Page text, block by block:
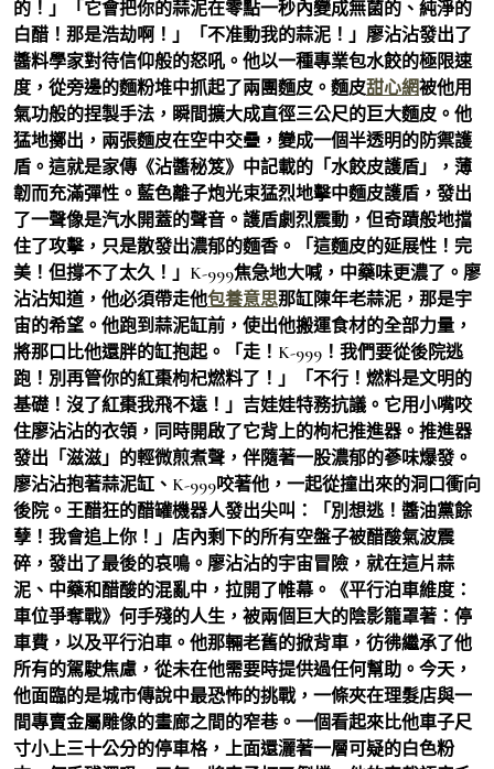
的！」「它會把你的蒜泥在零點一秒內變成無菌的、純淨的
白醋！那是浩劫啊！」「不准動我的蒜泥！」廖沾沾發出了
醬料學家對待信仰般的怒吼。他以一種專業包水餃的極限速
度，從旁邊的麵粉堆中抓起了兩團麵皮。麵皮甜心網被他用
氣功般的捏製手法，瞬間擴大成直徑三公尺的巨大麵皮。他
猛地擲出，兩張麵皮在空中交疊，變成一個半透明的防禦護
盾。這就是家傳《沾醬秘笈》中記載的「水餃皮護盾」，薄
韌而充滿彈性。藍色離子炮光束猛烈地擊中麵皮護盾，發出
了一聲像是汽水開蓋的聲音。護盾劇烈震動，但奇蹟般地擋
住了攻擊，只是散發出濃郁的麵香。「這麵皮的延展性！完
美！但撐不了太久！」K-999焦急地大喊，中藥味更濃了。廖
沾沾知道，他必須帶走他包養意思那缸陳年老蒜泥，那是宇
宙的希望。他跑到蒜泥缸前，使出他搬運食材的全部力量，
將那口比他還胖的缸抱起。「走！K-999！我們要從後院逃
跑！別再管你的紅棗枸杞燃料了！」「不行！燃料是文明的
基礎！沒了紅棗我飛不遠！」吉娃娃特務抗議。它用小嘴咬
住廖沾沾的衣領，同時開啟了它背上的枸杞推進器。推進器
發出「滋滋」的輕微煎煮聲，伴隨著一股濃郁的蔘味爆發。
廖沾沾抱著蒜泥缸、K-999咬著他，一起從撞出來的洞口衝向
後院。王醋狂的醋罐機器人發出尖叫：「別想逃！醬油黨餘
孽！我會追上你！」店內剩下的所有空盤子被醋酸氣波震
碎，發出了最後的哀鳴。廖沾沾的宇宙冒險，就在這片蒜
泥、中藥和醋酸的混亂中，拉開了帷幕。《平行泊車維度：
車位爭奪戰》何手殘的人生，被兩個巨大的陰影籠罩著：停
車費，以及平行泊車。他那輛老舊的掀背車，彷彿繼承了他
所有的駕駛焦慮，從未在他需要時提供過任何幫助。今天，
他面臨的是城市傳說中最恐怖的挑戰，一條夾在理髮店與一
間專賣金屬雕像的畫廊之間的窄巷。一個看起來比他車子尺
寸小上三十公分的停車格，上面還灑著一層可疑的白色粉